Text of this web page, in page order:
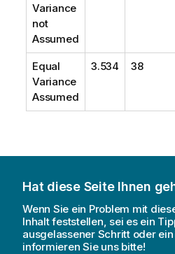
Variance
not
Assumed
Equal
Variance
Assumed
3.534 38
Hat diese Seite Ihnen
Wenn Sie ein Problem mit
Inhalt feststellen, sei es ein
ausgelassener Schritt oder
informieren Sie uns bitte!